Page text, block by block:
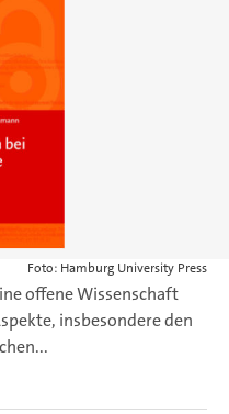
Foto: Hamburg University Press
offene Wissenschaft
insbesondere den